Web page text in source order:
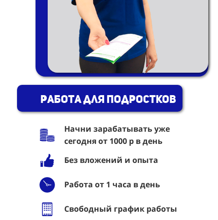
Работа для подростков
Начни зарабатывать уже
сегодня от 1000 р в день
Без вложений и опыта
Работа от 1 часа в день
Свободный график работы